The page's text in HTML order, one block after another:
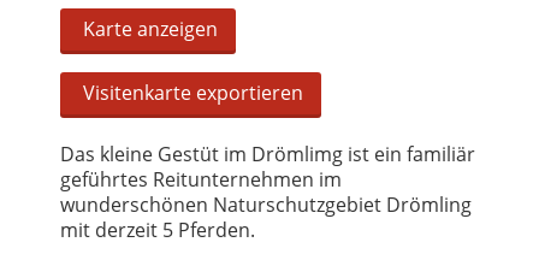
Karte anzeigen
Visitenkarte exportieren
Das kleine Gestüt im Drömlimg ist ein familiär
geführtes Reitunternehmen im
wunderschönen Naturschutzgebiet Drömling
mit derzeit 5 Pferden.